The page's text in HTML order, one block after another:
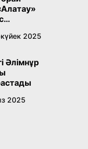
2025
Әлімнұр
2025